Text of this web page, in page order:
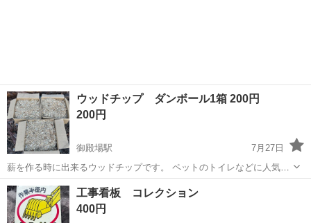
ウッドチップ ダンボール1箱 200円
200円
御殿場駅
7月27日
薪を作る時に出来るウッドチップです。 ペットのトイレなどに人気が
あります。 ブルーベリーの木の周りにもいいですよ。 環境の為に一本
の木を切ったら全てを利用出来ないかといつも考えています。 捨てて
しまえばただのゴミですが、...
静岡 御殿場市 御殿場駅 その他
工事看板 コレクション
400円